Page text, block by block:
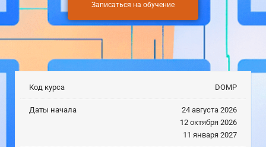
Записаться на обучение
DOMP
24 августа 2026
12 октября 2026
11 января 2027